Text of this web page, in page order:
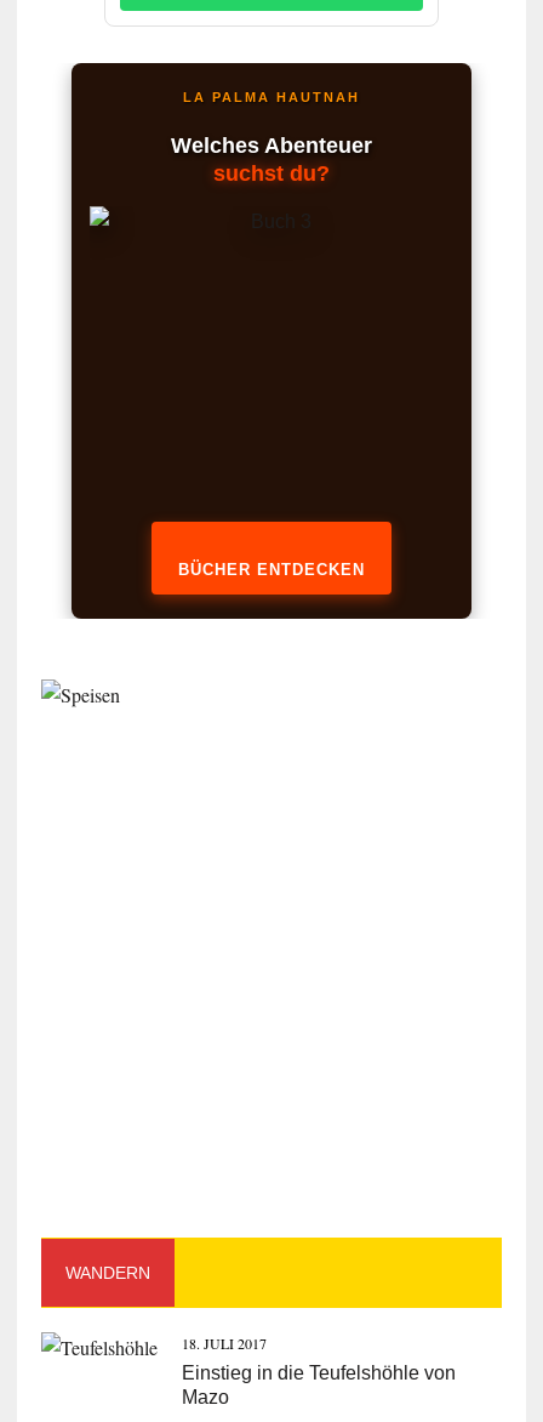
LA PALMA HAUTNAH
Welches Abenteuer
suchst du?
BÜCHER ENTDECKEN
WANDERN
18. JULI 2017
Einstieg in die Teufelshöhle von
Mazo